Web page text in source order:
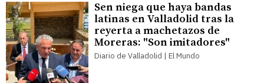
Sen niega que haya bandas
latinas en Valladolid tras la
reyerta a machetazos de
Moreras: "Son imitadores"
Diario de Valladolid | El Mundo